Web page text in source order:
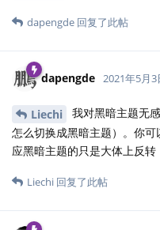
dapengde 回复了此帖
dapengde 2021年5月3
Liechi
我对黑暗主题无
怎么切换成黑暗主题）。你可
应黑暗主题的只是大体上反转
Liechi 回复了此帖